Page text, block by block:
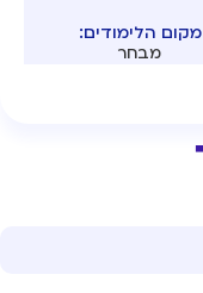
מקום הלימודים:
מבחר